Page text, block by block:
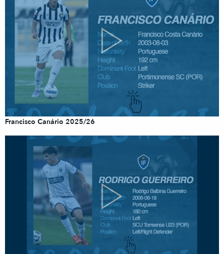
Francisco Canário 2025/26